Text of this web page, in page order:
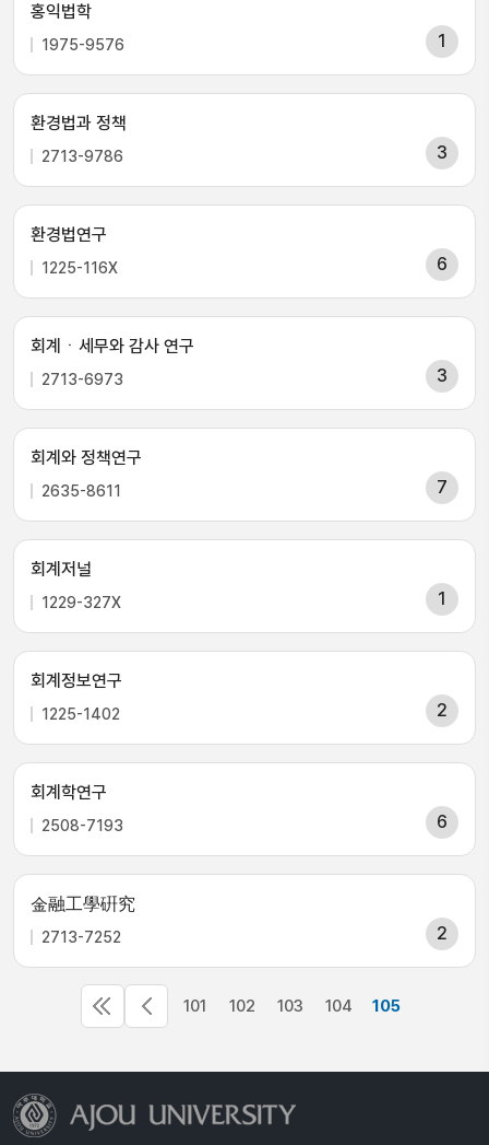
홍익법학
1975-9576 1
환경법과 정책
2713-9786 3
환경법연구
1225-116X 6
회계ㆍ세무와 감사 연구
2713-6973 3
회계와 정책연구
2635-8611 7
회계저널
1229-327X 1
회계정보연구
1225-1402 2
회계학연구
2508-7193 6
金融工學硏究
2713-7252 2
101 102 103 104 105